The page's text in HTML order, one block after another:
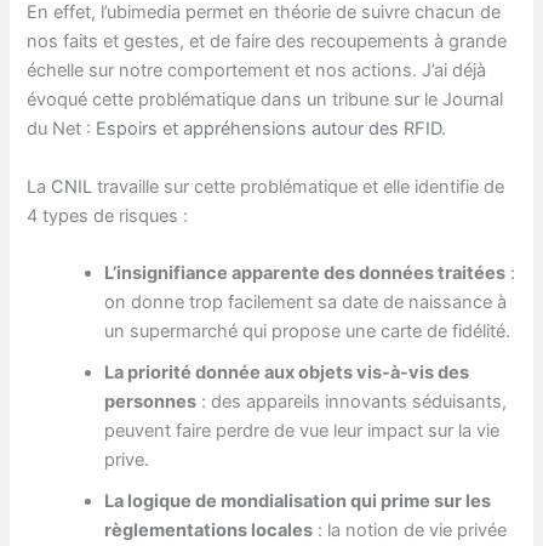
En effet, l’ubimedia permet en théorie de suivre chacun de
nos faits et gestes, et de faire des recoupements à grande
échelle sur notre comportement et nos actions. J’ai déjà
évoqué cette problématique dans un tribune sur le Journal
du Net : Espoirs et appréhensions autour des RFID.
La CNIL travaille sur cette problématique et elle identifie de
4 types de risques :
L’insignifiance apparente des données traitées :
on donne trop facilement sa date de naissance à
un supermarché qui propose une carte de fidélité.
La priorité donnée aux objets vis-à-vis des
personnes : des appareils innovants séduisants,
peuvent faire perdre de vue leur impact sur la vie
prive.
La logique de mondialisation qui prime sur les
règlementations locales : la notion de vie privée